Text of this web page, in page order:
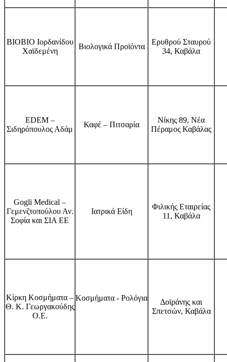
ΒΙΟΒΙΟ Ιορδανίδου
Χαϊδεμένη
Βιολογικά Προϊόντα
Ερυθρού Σταυρού
34, Καβάλα
EDEM –
Σιδηρόπουλος Αδάμ
Καφέ – Πιτσαρία
Νίκης 89, Νέα
Πέραμος Καβάλας
Gogli Medical –
Γεμενζτοπούλου Αν.
Σοφία και ΣΙΑ ΕΕ
Ιατρικά Είδη
Φιλικής Εταιρείας
11, Καβάλα
Κίρκη Κοσμήματα –
Θ. Κ. Γεωργακούδης
Ο.Ε.
Κοσμήματα - Ρολόγια
Δοϊράνης και
Σπετσών, Καβάλα